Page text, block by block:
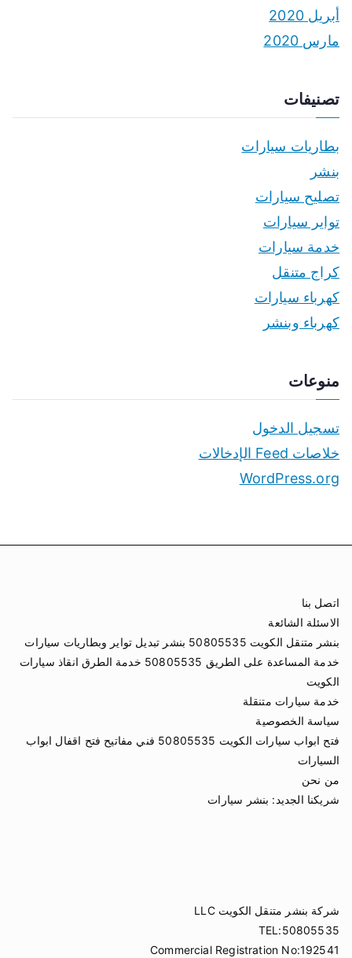
أبريل 2020
مارس 2020
تصنيفات
بطاريات سيارات
بنشر
تصليح سيارات
تواير سيارات
خدمة سيارات
كراج متنقل
كهرباء سيارات
كهرباء وبنشر
منوعات
تسجيل الدخول
خلاصات Feed الإدخالات
WordPress.org
اتصل بنا
الاسئلة الشائعة
بنشر متنقل الكويت 50805535 بنشر تبديل تواير وبطاريات سيارات
خدمة المساعدة على الطريق 50805535 خدمة الطرق انقاذ سيارات
الكويت
خدمة سيارات متنقلة
سياسة الخصوصية
فتح ابواب سيارات الكويت 50805535 فني مفاتيح فتح اقفال ابواب
السيارات
من نحن
شريكنا الجديد: بنشر سيارات
شركة بنشر متنقل الكويت LLC
TEL:50805535
Commercial Registration No:192541